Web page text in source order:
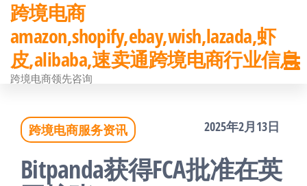
前
往
内
跨境电商
amazon,shopify,ebay,wish,lazada,虾
皮,alibaba,速卖通跨境电商行业信息
跨境电商领先咨询
跨境电商服务资讯 2025年2月13日
Bitpanda获得FCA批准在英